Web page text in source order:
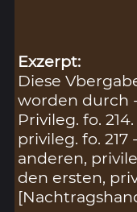
Exzerpt:
Diese
worden durch
Privileg. fo.
privileg. fo.
anderen,
den ersten,